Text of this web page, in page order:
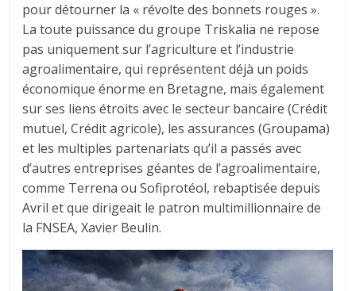
pour détourner la « révolte des bonnets rouges ».
La toute puissance du groupe Triskalia ne repose
pas uniquement sur l’agriculture et l’industrie
agroalimentaire, qui représentent déjà un poids
économique énorme en Bretagne, mais également
sur ses liens étroits avec le secteur bancaire (Crédit
mutuel, Crédit agricole), les assurances (Groupama)
et les multiples partenariats qu’il a passés avec
d’autres entreprises géantes de l’agroalimentaire,
comme Terrena ou Sofiprotéol, rebaptisée depuis
Avril et que dirigeait le patron multimillionnaire de
la FNSEA, Xavier Beulin.